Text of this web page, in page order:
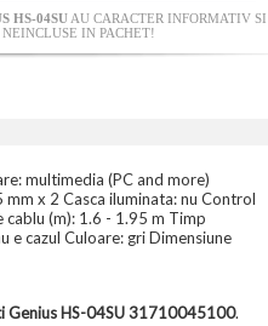
HS-04SUAU CARACTER INFORMATIV SI
IN PACHET!
multimedia (PC and more)
x 2 Casca iluminata: nu Control
cablu (m): 1.6 - 1.95 m Timp
e cazul Culoare: gri Dimensiune
Genius HS-04SU 31710045100.